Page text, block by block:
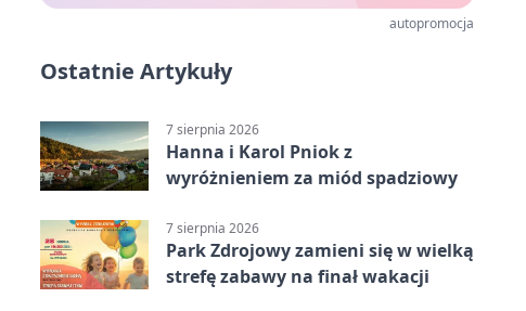
autopromocja
Ostatnie Artykuły
7 sierpnia 2026
Hanna i Karol Pniok z
wyróżnieniem za miód spadziowy
7 sierpnia 2026
Park Zdrojowy zamieni się w wielką
strefę zabawy na finał wakacji